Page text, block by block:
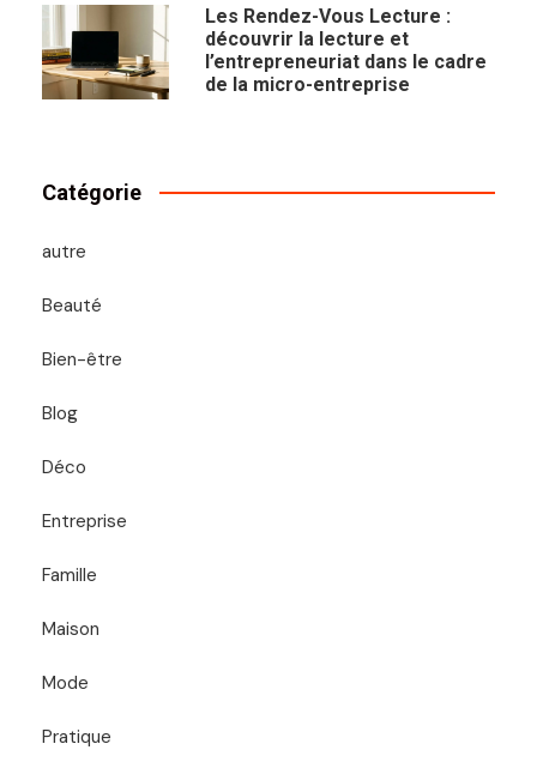
Les Rendez-Vous Lecture :
découvrir la lecture et
l’entrepreneuriat dans le cadre
de la micro-entreprise
Catégorie
autre
Beauté
Bien-être
Blog
Déco
Entreprise
Famille
Maison
Mode
Pratique